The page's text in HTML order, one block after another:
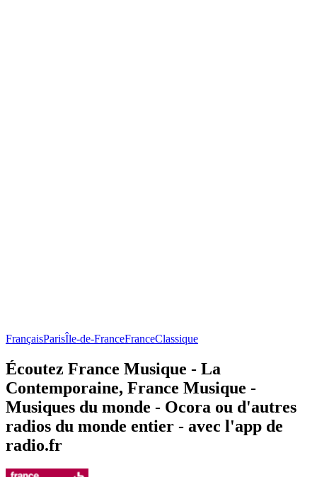
FrançaisParisÎle-de-FranceFranceClassique
Écoutez France Musique - La
Contemporaine, France Musique -
Musiques du monde - Ocora ou d'autres
radios du monde entier - avec l'app de
radio.fr